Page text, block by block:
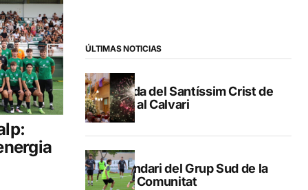
ÚLTIMAS NOTICIAS
Pujada del Santíssim Crist de
Gata al Calvari
Calendari del Grup Sud de la
Lliga Comunitat